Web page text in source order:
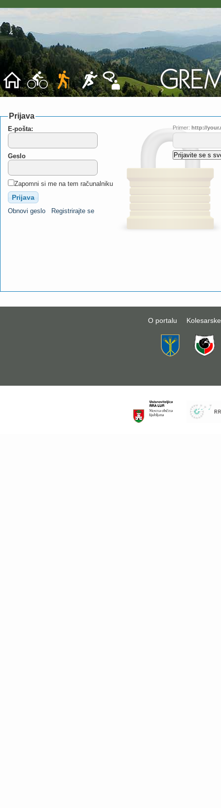
Prijava
E-pošta:
Geslo
Zapomni si me na tem računalniku
Obnovi geslo Registrirajte se
Primer: http://
O portalu